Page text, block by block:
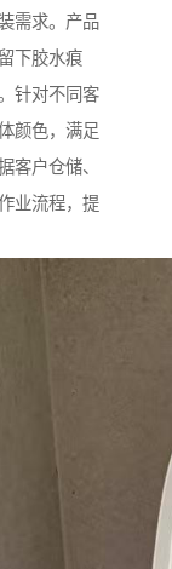
需求。产品
下胶水痕
针对不同客
颜色，满足
客户仓储、
业流程，提